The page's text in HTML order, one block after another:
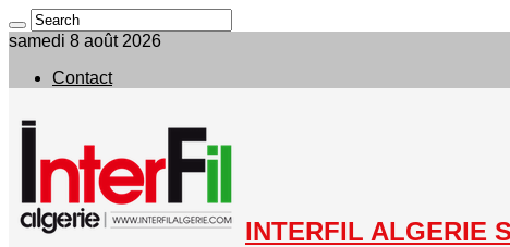
samedi 8 août 2026
Contact
INTERFIL ALGERIE